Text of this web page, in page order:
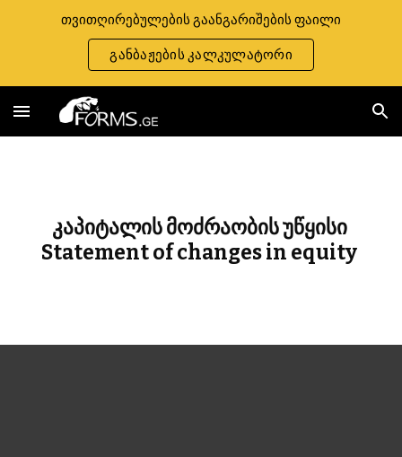
Skip to main content Skip to navigation
თვითღირებულების გაანგარიშების ფაილი
განბაჟების კალკულატორი
კაპიტალის მოძრაობის უწყისი
Statement of changes in equity